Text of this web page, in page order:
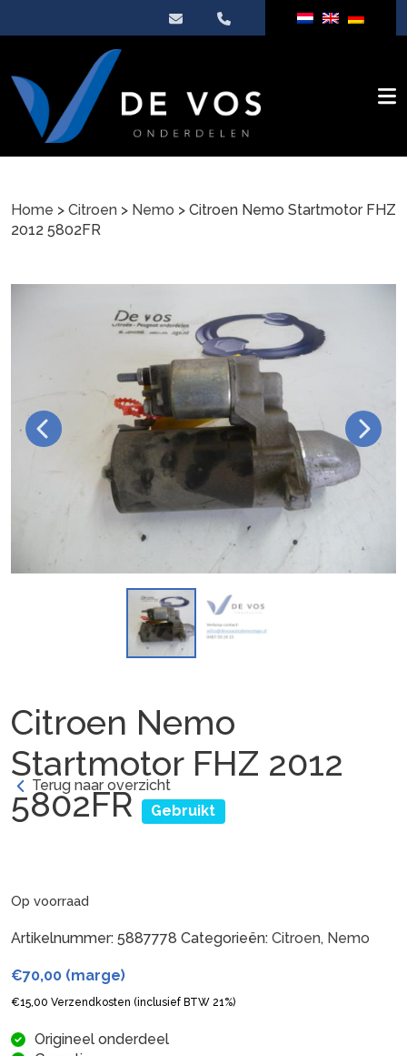
Home > Citroen > Nemo > Citroen Nemo Startmotor FHZ
2012 5802FR
Citroen Nemo
Startmotor FHZ 2012
5802FR Gebruikt
Terug naar overzicht
Op voorraad
Artikelnummer: 5887778 Categorieën: Citroen, Nemo
€70,00 (marge)
€15,00 Verzendkosten (inclusief BTW 21%)
Origineel onderdeel